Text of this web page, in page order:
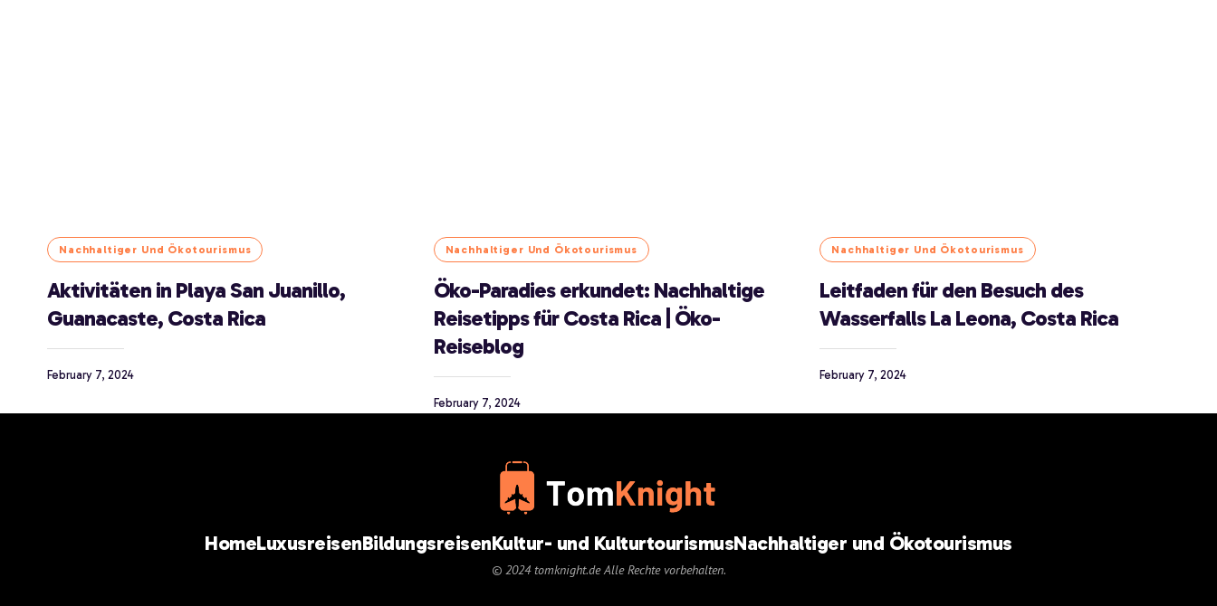
Nachhaltiger Und Ökotourismus
Aktivitäten in Playa San Juanillo,
Guanacaste, Costa Rica
February 7, 2024
Nachhaltiger Und Ökotourismus
Öko-Paradies erkundet: Nachhaltige
Reisetipps für Costa Rica | Öko-
Reiseblog
February 7, 2024
Nachhaltiger Und Ökotourismus
Leitfaden für den Besuch des
Wasserfalls La Leona, Costa Rica
February 7, 2024
HomeLuxusreisenBildungsreisenKultur- und KulturtourismusNachhaltiger und Ökotourismus
© 2024 tomknight.de Alle Rechte vorbehalten.